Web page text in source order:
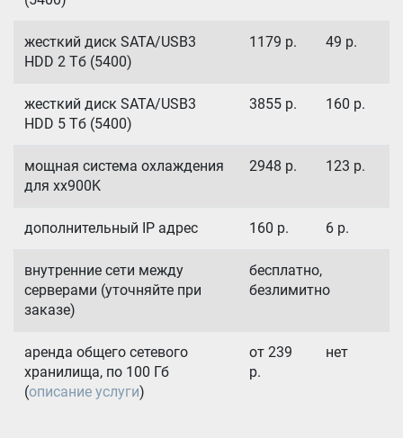
жесткий диск SATA/USB3
HDD 2 Тб (5400)
1179 р. 49 р.
жесткий диск SATA/USB3
HDD 5 Тб (5400)
3855 р. 160 р.
мощная система охлаждения
для xx900K
2948 р. 123 р.
дополнительный IP адрес 160 р. 6 р.
внутренние сети между
серверами (уточняйте при
заказе)
бесплатно,
безлимитно
аренда общего сетевого
хранилища, по 100 Гб
(описание услуги)
от 239
р.
нет